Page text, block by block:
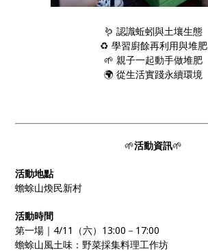
🪱 認識蚯蚓與土壤生態
♻️ 學習廚餘再利用與堆肥
🌱 親子一起動手做堆肥
🌍 從生活實踐永續環境
🌱活動資訊🌱
活動地點
蟾蜍山煥民新村
活動時間
第一場｜4/11（六）13:00－17:00
蟾蜍山風土味：野菜採集料理工作坊